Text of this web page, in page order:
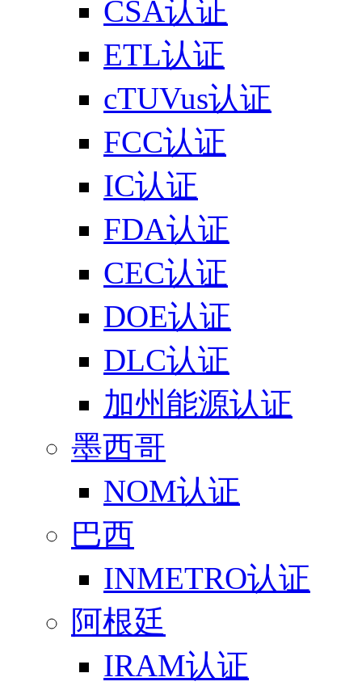
CSA认证
ETL认证
cTUVus认证
FCC认证
IC认证
FDA认证
CEC认证
DOE认证
DLC认证
加州能源认证
墨西哥
NOM认证
巴西
INMETRO认证
阿根廷
IRAM认证